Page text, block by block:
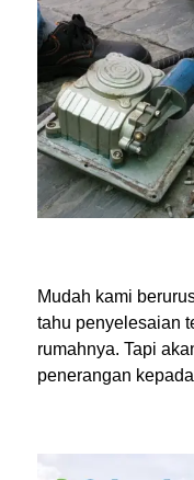
Mudah kami
tahu penyelesaian
rumahnya. Tapi
penerangan